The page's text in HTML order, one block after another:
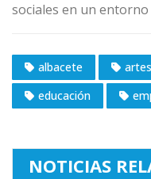
sociales en un
albacete
educación
NOTICIAS